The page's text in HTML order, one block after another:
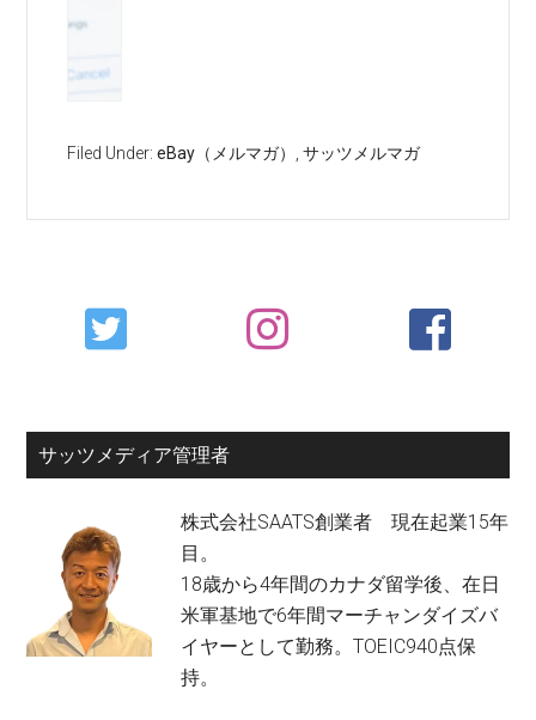
Filed Under:eBay（メルマガ） ,サッツメルマガ
Primary
Sidebar
サッツメディア管理者
株式会社SAATS創業者 現在起業15年
目。
18歳から4年間のカナダ留学後、在日
米軍基地で6年間マーチャンダイズバ
イヤーとして勤務。TOEIC940点保
持。